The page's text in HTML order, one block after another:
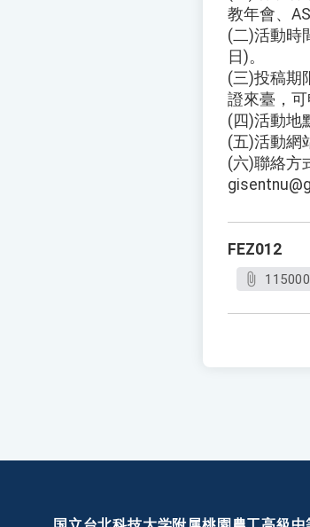
教年會、
(二)活動時
日)。
(三)投稿期
證來臺，可
(四)活動地
(五)活動網
(六)聯絡方
FEZ012